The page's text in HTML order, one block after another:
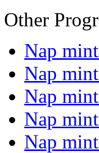
Other
Nap
Nap
Nap
Nap
Nap